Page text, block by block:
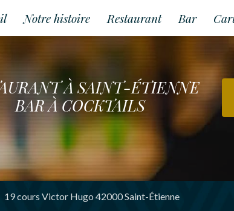
Notre histoire Restaurant Bar
À SAINT-ÉTIENNE
BAR À COCKTAILS
19 cours Victor Hugo 42000 Saint-Étienne